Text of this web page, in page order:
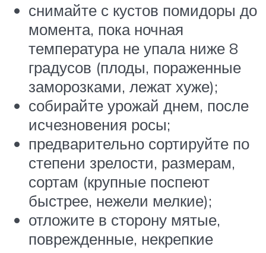
снимайте с кустов помидоры до
момента, пока ночная
температура не упала ниже 8
градусов (плоды, пораженные
заморозками, лежат хуже);
собирайте урожай днем, после
исчезновения росы;
предварительно сортируйте по
степени зрелости, размерам,
сортам (крупные поспеют
быстрее, нежели мелкие);
отложите в сторону мятые,
поврежденные, некрепкие